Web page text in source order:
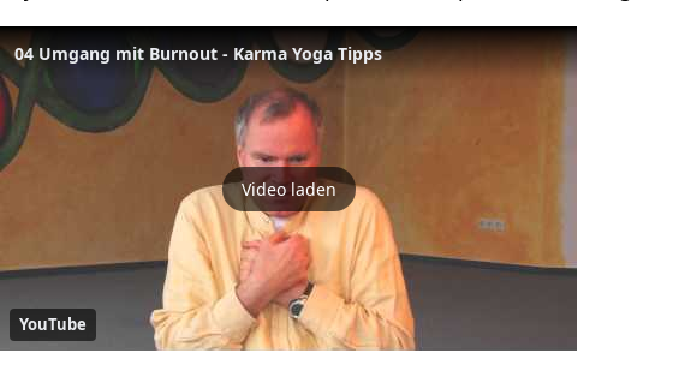
04 Umgang mit Burnout - Karma Yoga Tipps
Video laden
YouTube